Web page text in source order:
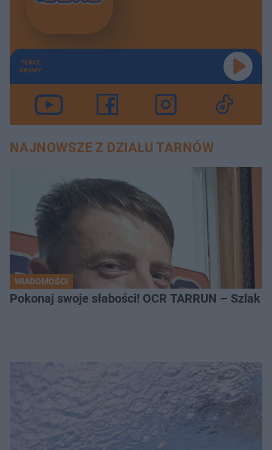
TERAZ
GRAMY
NAJNOWSZE Z DZIAŁU TARNÓW
WIADOMOŚCI
Pokonaj swoje słabości! OCR TARRUN – Szlak